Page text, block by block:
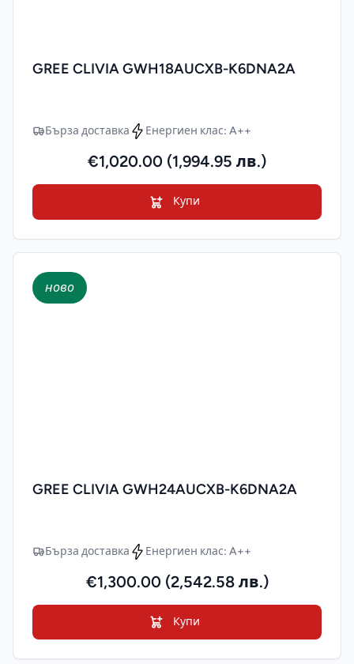
GREE CLIVIA GWH18AUCXB-K6DNA2A
Бърза доставка Енергиен клас: A++
€1,020.00 (1,994.95 лв.)
Купи
ново
GREE CLIVIA GWH24AUCXB-K6DNA2A
Бърза доставка Енергиен клас: A++
€1,300.00 (2,542.58 лв.)
Купи